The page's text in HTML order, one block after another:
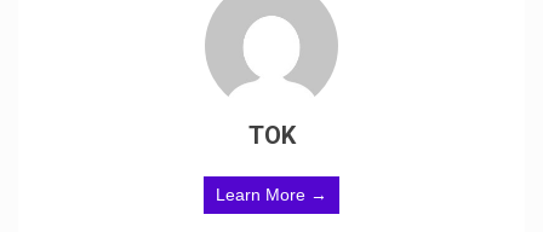
TOK
Learn More →